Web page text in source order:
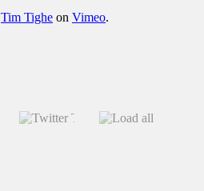
Tim Tighe on Vimeo.